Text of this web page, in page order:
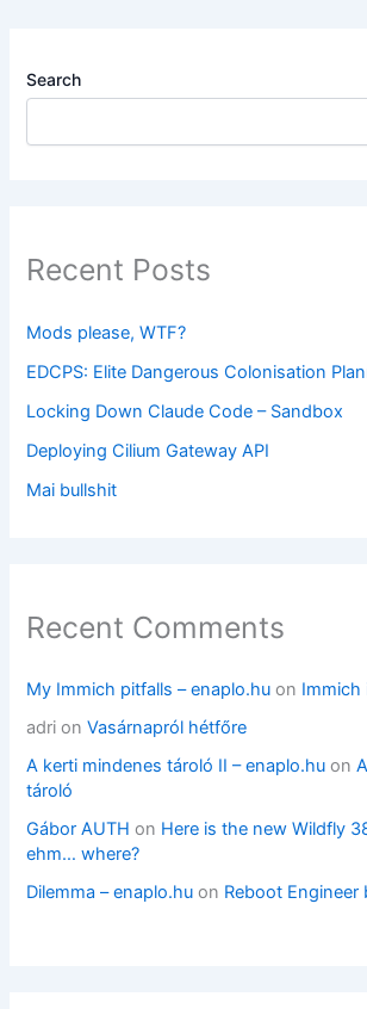
Search
Recent Posts
Mods please, WTF?
EDCPS: Elite Dangerous Colonisation
Locking Down Claude Code – Sandbox
Deploying Cilium Gateway API
Mai bullshit
Recent Comments
My Immich pitfalls – enaplo.hu on Immich
adri onVasárnapról hétfőre
A kerti mindenes tároló II – enaplo.hu on
tároló
Gábor AUTH on Here is the new Wildfly
ehm… where?
Dilemma – enaplo.hu on Reboot Engineer